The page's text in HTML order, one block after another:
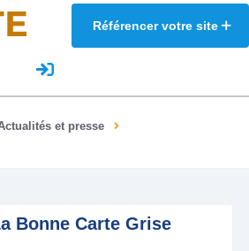
Référencer votre site
et presse
Bonne Carte Grise